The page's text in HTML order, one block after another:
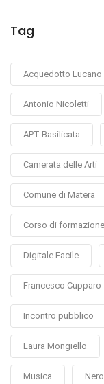
Tag
Acquedotto Lucano
Antonio Nicoletti
APT Basilicata
Camerata delle Arti
Comune di Matera
Corso di formazione
Digitale Facile
Francesco Cupparo
Incontro pubblico
Laura Mongiello
Musica